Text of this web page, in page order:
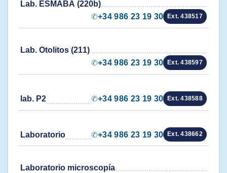
Lab. ESMABA (220b)
✆+34 986 23 19 30 Ext. 438517
Lab. Otolitos (211)
✆+34 986 23 19 30 Ext. 438597
lab. P2 ✆+34 986 23 19 30 Ext. 438588
Laboratorio ✆+34 986 23 19 30 Ext. 438662
Laboratorio microscopía